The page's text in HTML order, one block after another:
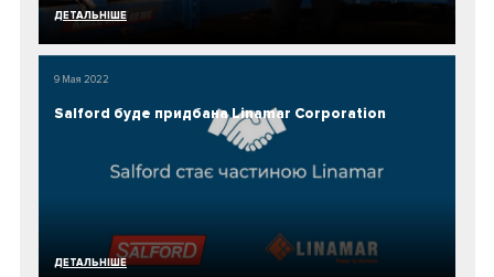
ДЕТАЛЬНIШЕ
9 Мая 2022
Salford буде придбана Linamar Corporation
ДЕТАЛЬНIШЕ